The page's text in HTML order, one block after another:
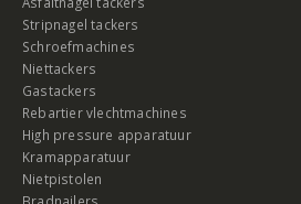
Stripnagel tackers
Schroefmachines
Niettackers
Gastackers
Rebartier vlechtmachines
High pressure apparatuur
Kramapparatuur
Nietpistolen